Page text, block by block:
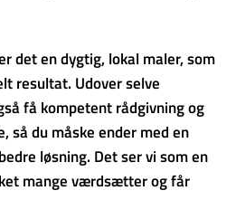
det en dygtig, lokal maler, som
resultat. Udover selve
få kompetent rådgivning og
så du måske ender med en
løsning. Det ser vi som en
mange værdsætter og får